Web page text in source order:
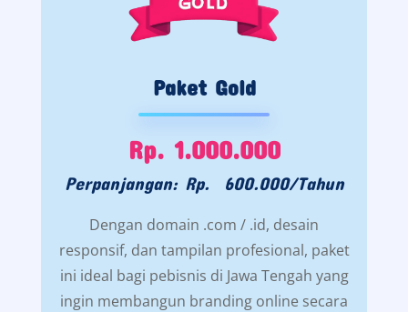
Paket Gold
Rp. 1.000.000
Perpanjangan: Rp. 600.000/Tahun
Dengan domain .com / .id, desain
responsif, dan tampilan profesional, paket
ini ideal bagi pebisnis di Jawa Tengah yang
ingin membangun branding online secara